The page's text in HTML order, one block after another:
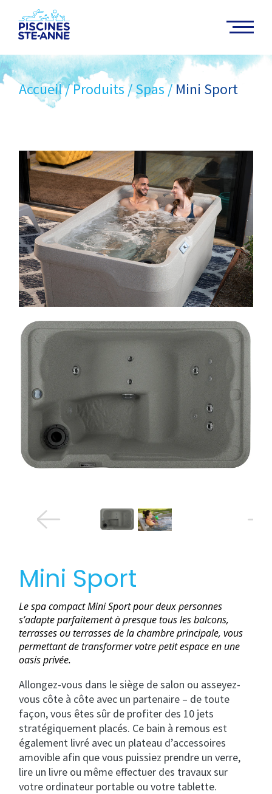
Accueil/Produits /Spas/Mini Sport
Mini Sport
Le spa compact Mini Sport pour deux personnes
s’adapte parfaitement à presque tous les balcons,
terrasses ou terrasses de la chambre principale, vous
permettant de transformer votre petit espace en une
oasis privée.
Allongez-vous dans le siège de salon ou asseyez-
vous côte à côte avec un partenaire – de toute
façon, vous êtes sûr de profiter des 10 jets
stratégiquement placés. Ce bain à remous est
également livré avec un plateau d’accessoires
amovible afin que vous puissiez prendre un verre,
lire un livre ou même effectuer des travaux sur
votre ordinateur portable ou votre tablette.